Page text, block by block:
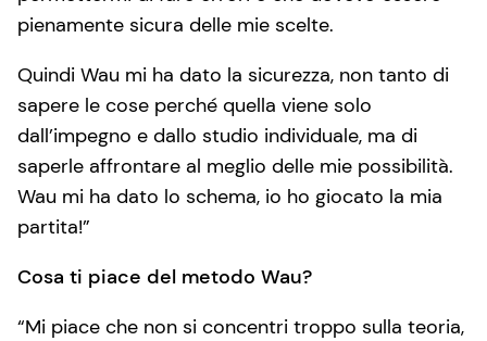
pienamente sicura delle mie scelte.
Quindi Wau mi ha dato la sicurezza, non tanto di
sapere le cose perché quella viene solo
dall’impegno e dallo studio individuale, ma di
saperle affrontare al meglio delle mie possibilità.
Wau mi ha dato lo schema, io ho giocato la mia
partita!”
Cosa ti piace del metodo Wau?
“Mi piace che non si concentri troppo sulla teoria,